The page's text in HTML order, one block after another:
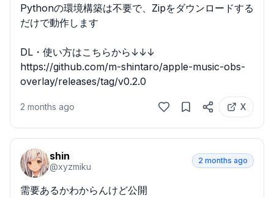
Pythonの環境構築は不要で、Zipをダウンロードする
だけで動作します
DL・使い方はこちらから↓↓↓
https://github.com/m-shintaro/apple-music-obs-
overlay/releases/tag/v0.2.0
2 months ago X
shin
@xyzmiku
2 months ago
需要あるかわからんけど公開